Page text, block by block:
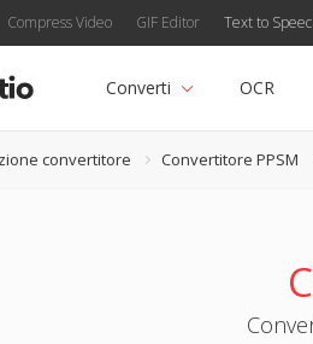
Compress Video GIF Editor Text to
Converti OCR
convertitore Convertitore PPSM